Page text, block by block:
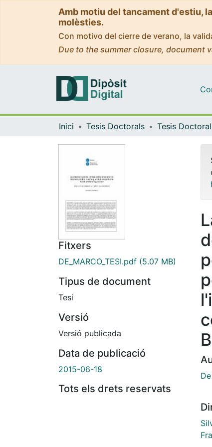
Amb motiu del tancament d'estiu,
molèsties.
Con motivo del cierre de verano, la
Due to the summer closure, document
Inici Tesis Doctorals
Fitxers
DE_MARCO_TESI.pdf (5.07 MB)
Tipus de document
Tesi
Versió
Versió publicada
Data de publicació
2015-06-18
Tots els drets reservats